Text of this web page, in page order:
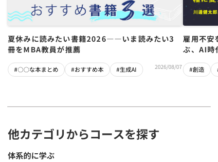
夏休みに読みたい書籍2026――いま読みたい3
冊をMBA教員が推薦
#〇〇な本まとめ #おすすめ本 #生成AI 2026/08/07
雇用不
ぶ、AI時
#創造
他カテゴリからコースを探す
体系的に学ぶ